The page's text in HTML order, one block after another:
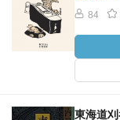
84
東海道